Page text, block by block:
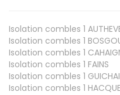
Isolation combles 1
Isolation combles 1
Isolation combles 1
Isolation combles 1 FAINS
Isolation combles 1
Isolation combles 1